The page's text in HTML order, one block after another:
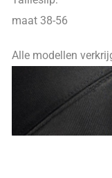
maat 38-56
Alle modellen